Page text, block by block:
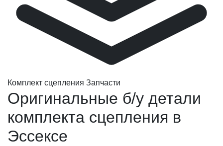
Комплект сцепления Запчасти
Оригинальные б/у детали
комплекта сцепления в
Эссексе